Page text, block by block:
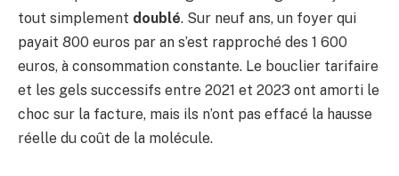
tout simplement doublé. Sur neuf ans, un foyer qui
payait 800 euros par an s’est rapproché des 1 600
euros, à consommation constante. Le bouclier tarifaire
et les gels successifs entre 2021 et 2023 ont amorti le
choc sur la facture, mais ils n’ont pas effacé la hausse
réelle du coût de la molécule.